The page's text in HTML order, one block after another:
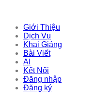
Giới Thiệu
Dịch Vụ
Khai Giảng
Bài Viết
AI
Kết Nối
Đăng nhập
Đăng ký